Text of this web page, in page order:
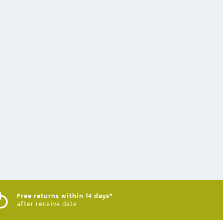
Free returns within 14 days*
after receive date